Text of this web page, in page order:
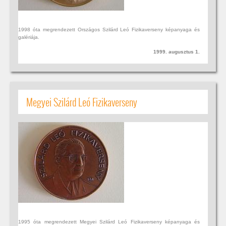
1998 óta megrendezett Országos Szilárd Leó Fizikaverseny képanyaga és
galériája.
1999. augusztus 1.
Megyei Szilárd Leó Fizikaverseny
1995 óta megrendezett Megyei Szilárd Leó Fizikaverseny képanyaga és